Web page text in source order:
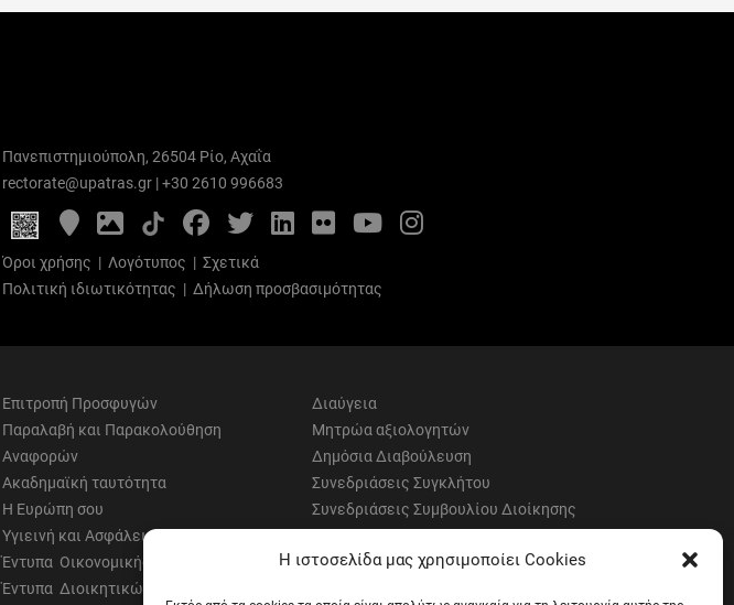
Η ιστοσελίδα μας χρησιμοποίει Cookies
Πανεπιστημιούπολη, 26504 Ρίο, Αχαΐα
rectorate@upatras.gr|+30 2610 996683
Google
Maps
Photo
Gallery
FacebookTwitterLinkedIn
FlickrYouTubeInstagram
Όροι χρήσης | Λογότυπος | Σχετικά
Πολιτική ιδιωτικότητας | Δήλωση προσβασιμότητας
Επιτροπή Προσφυγών
Παραλαβή και Παρακολούθηση
Αναφορών
Ακαδημαϊκή ταυτότητα
Η Ευρώπη σου
Υγιεινή και Ασφάλεια
Έντυπα Οικονομικής Υπηρεσίας
Έντυπα Διοικητικών Υπηρεσιών
Διαύγεια
Μητρώα αξιολογητών
Δημόσια Διαβούλευση
Συνεδριάσεις Συγκλήτου
Συνεδριάσεις Συμβουλίου Διοίκησης